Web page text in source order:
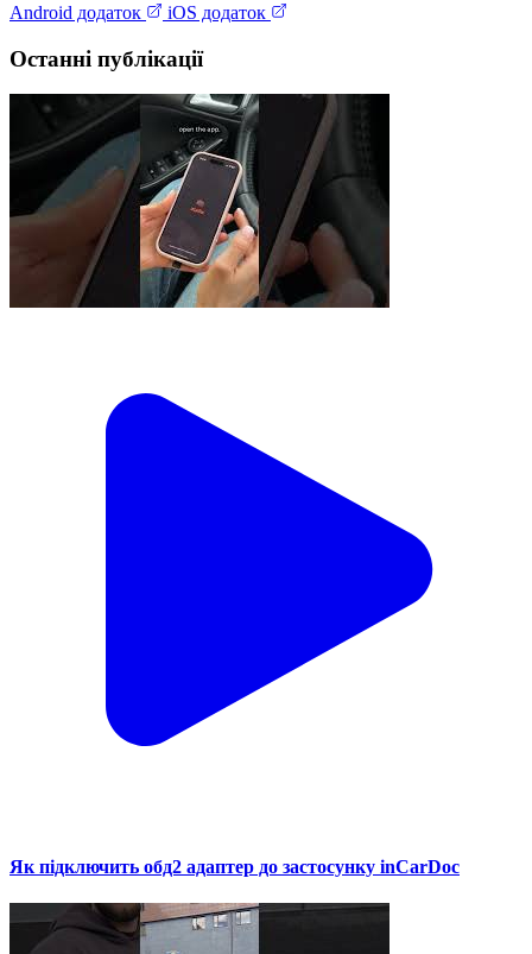
Android додаток iOS додаток
Останні публікації
Як підключить обд2 адаптер до застосунку inCarDoc